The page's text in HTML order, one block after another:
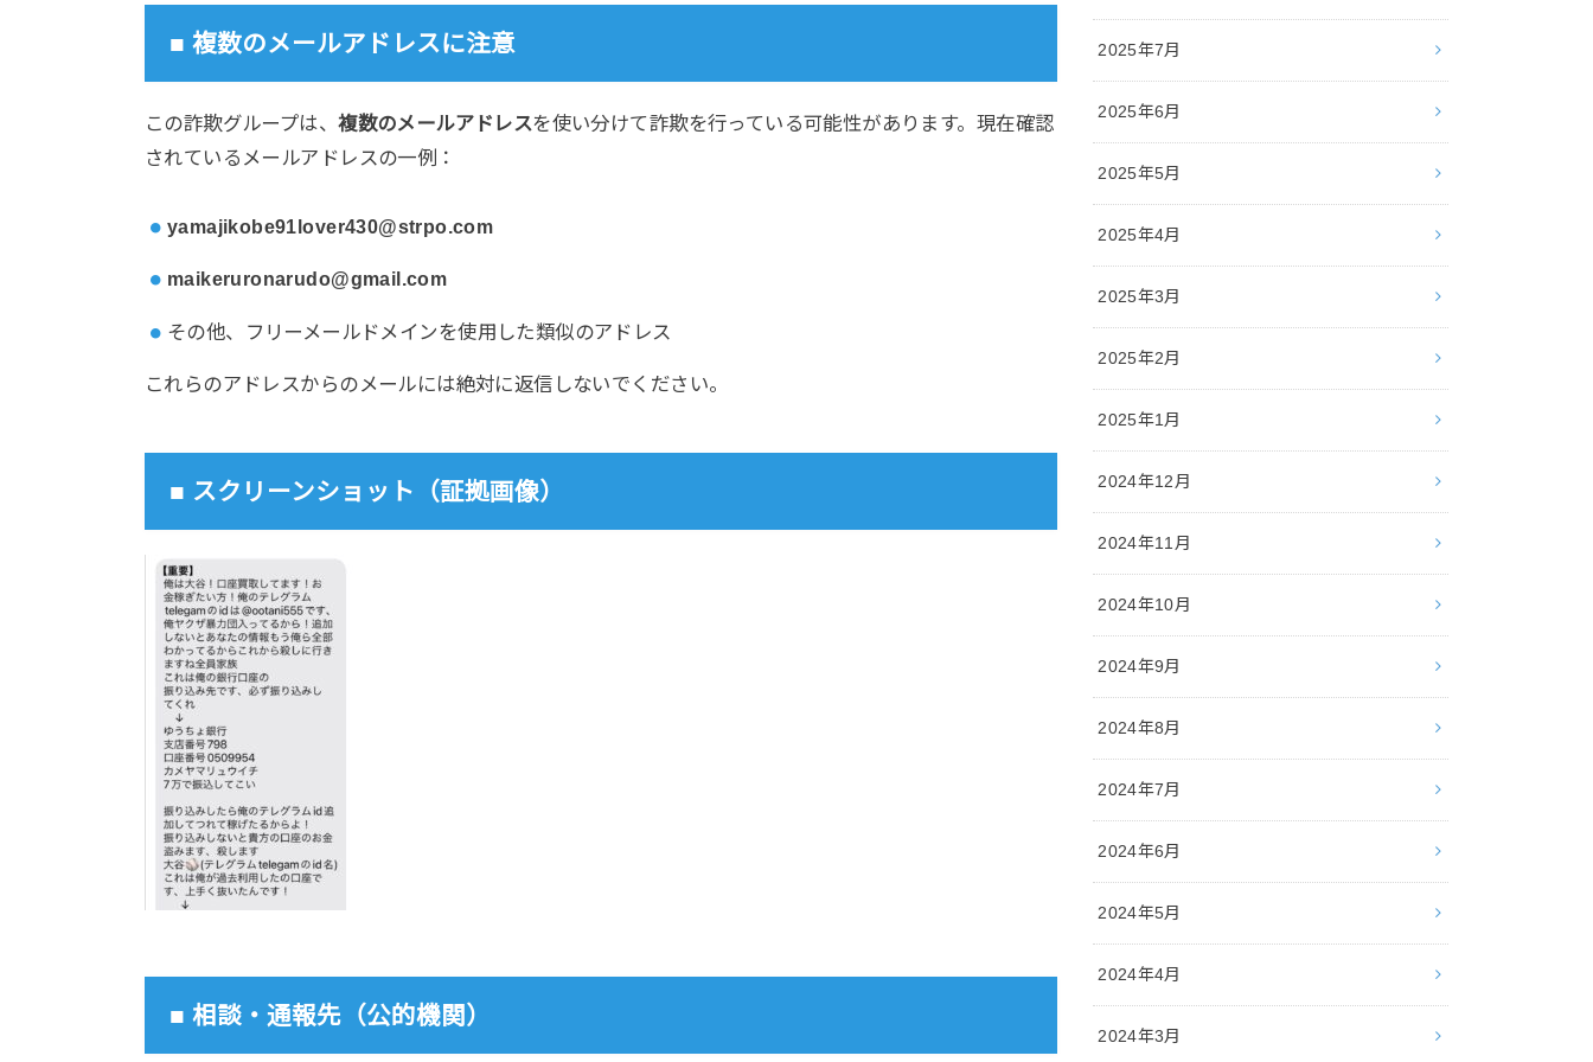
■ 複数のメールアドレスに注意
この詐欺グループは、複数のメールアドレスを使い分けて詐欺を行っている可能性があります。現在確認
されているメールアドレスの一例：
yamajikobe91lover430@strpo.com
maikeruronarudo@gmail.com
その他、フリーメールドメインを使用した類似のアドレス
これらのアドレスからのメールには絶対に返信しないでください。
■ スクリーンショット（証拠画像）
■ 相談・通報先（公的機関）
2025年7月
2025年6月
2025年5月
2025年4月
2025年3月
2025年2月
2025年1月
2024年12月
2024年11月
2024年10月
2024年9月
2024年8月
2024年7月
2024年6月
2024年5月
2024年4月
2024年3月